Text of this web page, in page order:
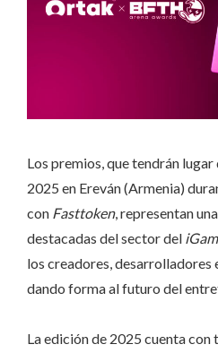
Los premios, que tendrán
2025 en Ereván (Armenia)
con Fasttoken, representan
destacadas del sector del
los creadores, desarrolladores
dando forma al futuro del
La edición de 2025 cuenta